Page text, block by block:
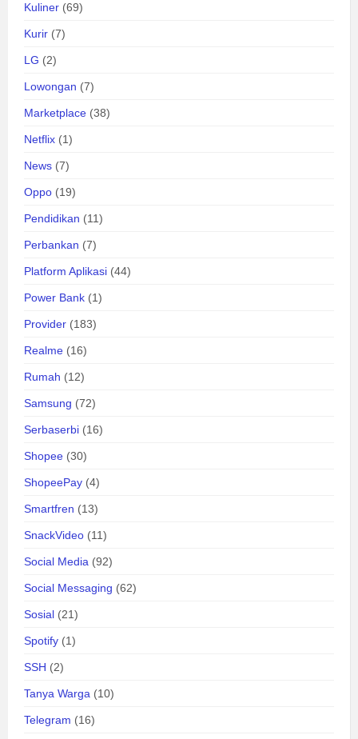
Kuliner (69)
Kurir (7)
LG (2)
Lowongan (7)
Marketplace (38)
Netflix (1)
News (7)
Oppo (19)
Pendidikan (11)
Perbankan (7)
Platform Aplikasi (44)
Power Bank (1)
Provider (183)
Realme (16)
Rumah (12)
Samsung (72)
Serbaserbi (16)
Shopee (30)
ShopeePay (4)
Smartfren (13)
SnackVideo (11)
Social Media (92)
Social Messaging (62)
Sosial (21)
Spotify (1)
SSH (2)
Tanya Warga (10)
Telegram (16)